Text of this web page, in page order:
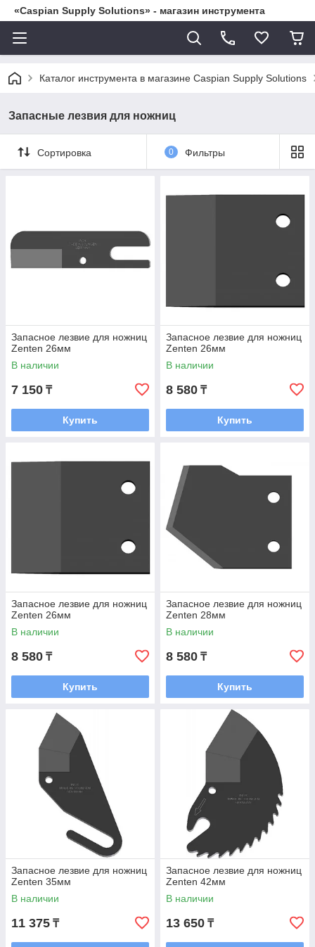
«Caspian Supply Solutions» - магазин инструмента
Каталог инструмента в магазине Caspian Supply Solutions
Запасные лезвия для ножниц
Сортировка 0 Фильтры
Запасное лезвие для ножниц
Zenten 26мм
В наличии
7 150 ₸
Купить
Запасное лезвие для ножниц
Zenten 26мм
В наличии
8 580 ₸
Купить
Запасное лезвие для ножниц
Zenten 26мм
В наличии
8 580 ₸
Купить
Запасное лезвие для ножниц
Zenten 28мм
В наличии
8 580 ₸
Купить
Запасное лезвие для ножниц
Zenten 35мм
В наличии
11 375 ₸
Запасное лезвие для ножниц
Zenten 42мм
В наличии
13 650 ₸